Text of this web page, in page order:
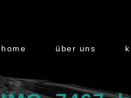
home über uns